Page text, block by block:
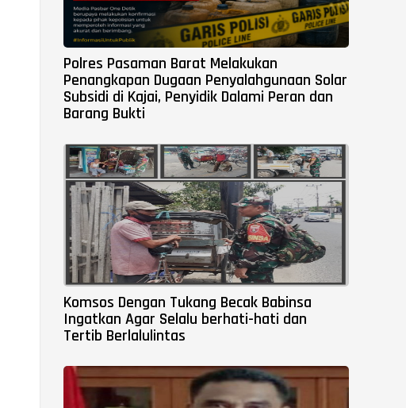
Polres Pasaman Barat Melakukan
Penangkapan Dugaan Penyalahgunaan Solar
Subsidi di Kajai, Penyidik Dalami Peran dan
Barang Bukti
Komsos Dengan Tukang Becak Babinsa
Ingatkan Agar Selalu berhati-hati dan
Tertib Berlalulintas